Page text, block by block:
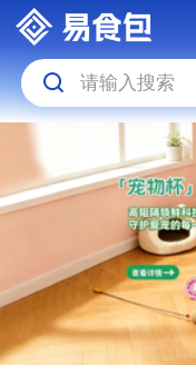
请输入搜索